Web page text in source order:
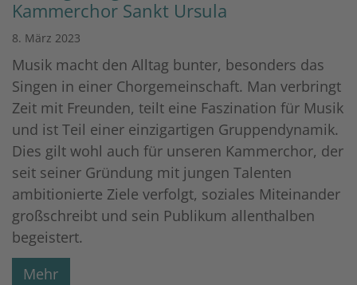
Kammerchor Sankt Ursula
8. März 2023
Musik macht den Alltag bunter, besonders das
Singen in einer Chorgemeinschaft. Man verbringt
Zeit mit Freunden, teilt eine Faszination für Musik
und ist Teil einer einzigartigen Gruppendynamik.
Dies gilt wohl auch für unseren Kammerchor, der
seit seiner Gründung mit jungen Talenten
ambitionierte Ziele verfolgt, soziales Miteinander
großschreibt und sein Publikum allenthalben
begeistert.
Mehr